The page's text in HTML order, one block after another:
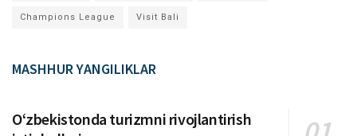
Champions League Visit Bali
MASHHUR YANGILIKLAR
Oʻzbekistonda turizmni rivojlantirish